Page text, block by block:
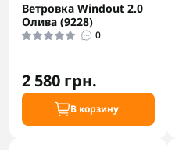
Ветровка Windout 2.0
Олива (9228)
0
2 580 грн.
В корзину